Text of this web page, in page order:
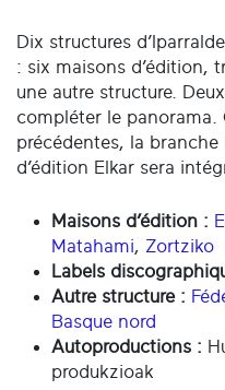
Dix structures
: six maisons d’édition,
une autre structure.
compléter le
précédentes, la
d’édition Elkar sera
Maisons d’édition :
Matahami, Zortziko
Labels
Autre structure:
Basque nord
Autoproductions :
produkzioak